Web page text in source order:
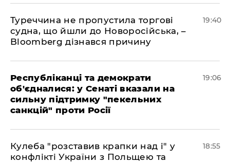
Туреччина не пропустила торгові
судна, що йшли до Новоросійська, –
Bloomberg дізнався причину
19:40
Республіканці та демократи
об'єдналися: у Сенаті вказали на
сильну підтримку "пекельних
санкцій" проти Росії
19:06
Кулеба "розставив крапки над і" у
конфлікті України з Польщею та
18:55